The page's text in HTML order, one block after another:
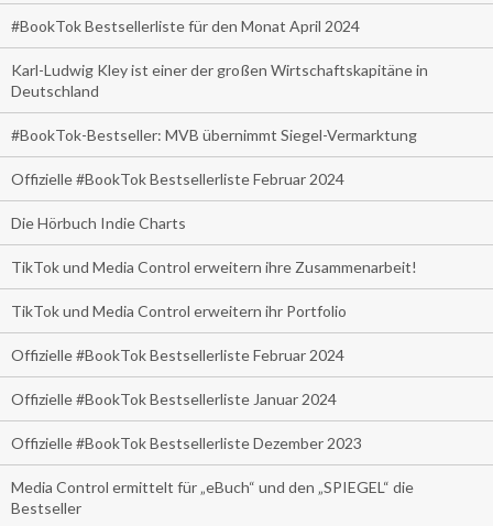
#BookTok Bestsellerliste für den Monat April 2024
Karl-Ludwig Kley ist einer der großen Wirtschaftskapitäne in
Deutschland
#BookTok-Bestseller: MVB übernimmt Siegel-Vermarktung
Offizielle #BookTok Bestsellerliste Februar 2024
Die Hörbuch Indie Charts
TikTok und Media Control erweitern ihre Zusammenarbeit!
TikTok und Media Control erweitern ihr Portfolio
Offizielle #BookTok Bestsellerliste Februar 2024
Offizielle #BookTok Bestsellerliste Januar 2024
Offizielle #BookTok Bestsellerliste Dezember 2023
Media Control ermittelt für „eBuch“ und den „SPIEGEL“ die
Bestseller